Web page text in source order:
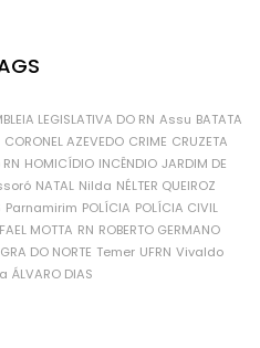
LEGISLATIVA DO RN Assu BATATA
CORONEL AZEVEDO CRIME CRUZETA
HOMICÍDIO INCÊNDIO JARDIM DE
NATAL Nilda NÉLTER QUEIROZ
Parnamirim POLÍCIA POLÍCIA CIVIL
MOTTA RN ROBERTO GERMANO
DO NORTE Temer UFRN Vivaldo
ÁLVARO DIAS